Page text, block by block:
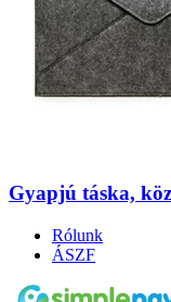
Gyapjú táska,
Rólunk
ÁSZF